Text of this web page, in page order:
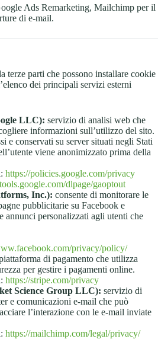
Ads Remarketing, Mailchimp per il
di e-mail.
terze parti che possono installare cookie
dei principali servizi esterni
LLC): servizio di analisi web che
informazioni sull’utilizzo del sito.
e conservati su server situati negli Stati
viene anonimizzato prima della
https://policies.google.com/privacy
dlpage/gaoptout
Inc.): consente di monitorare le
pubblicitarie su Facebook e
annunci personalizzati agli utenti che
privacy/policy/
di pagamento che utilizza
per gestire i pagamenti online.
https://stripe.com/privacy
Science Group LLC): servizio di
e comunicazioni e-mail che può
l’interazione con le e-mail inviate
https://mailchimp.com/legal/privacy/